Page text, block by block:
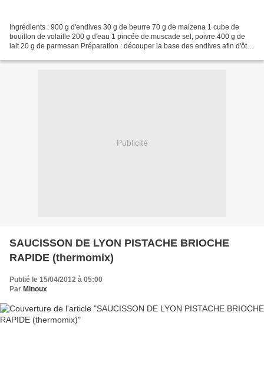
Ingrédients : 900 g d'endives 30 g de beurre 70 g de maizena 1 cube de
bouillon de volaille 200 g d'eau 1 pincée de muscade sel, poivre 400 g de
lait 20 g de parmesan Préparation : découper la base des endives afin d'ôter
Publicité
SAUCISSON DE LYON PISTACHE BRIOCHE
RAPIDE (thermomix)
Publié le 15/04/2012 à 05:00
Par Minoux